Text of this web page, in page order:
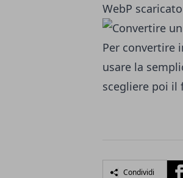
WebP
Per convertire
usare la
scegliere poi il
Condividi